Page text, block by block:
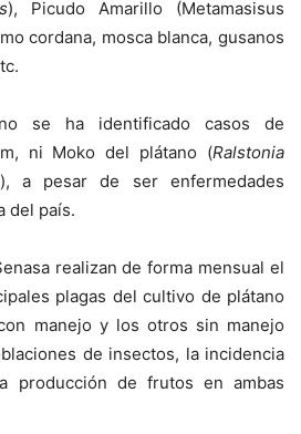
), Picudo Amarillo (Metamasisus
cordana, mosca blanca, gusanos
se ha identificado casos de
ni Moko del plátano (Ralstonia
), a pesar de ser enfermedades
del país.
realizan de forma mensual el
plagas del cultivo de plátano
manejo y los otros sin manejo
de insectos, la incidencia
producción de frutos en ambas